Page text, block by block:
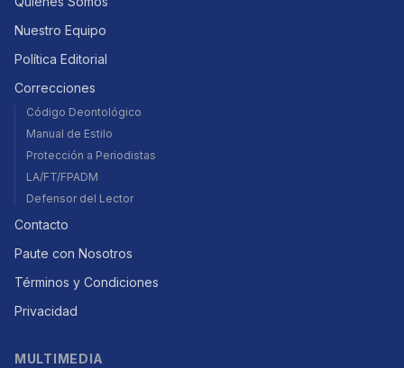
Nuestro Equipo
Política Editorial
Correcciones
Código Deontológico
Manual de Estilo
Protección a Periodistas
LA/FT/FPADM
Defensor del Lector
Contacto
Paute con Nosotros
Términos y Condiciones
Privacidad
MULTIMEDIA